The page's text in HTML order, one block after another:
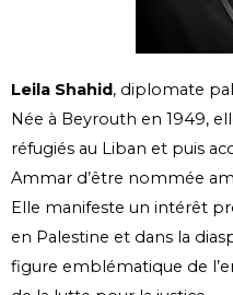
Leila Shahid, diplomate
Née à Beyrouth en 1949,
réfugiés au Liban et puis
Ammar d’être nommée
Elle manifeste un intérêt
en Palestine et dans la
figure emblématique de